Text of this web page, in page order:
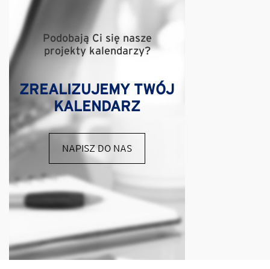
Podobają Ci się nasze
projekty kalendarzy?
ZREALIZUJEMY TWÓJ
KALENDARZ
NAPISZ DO NAS